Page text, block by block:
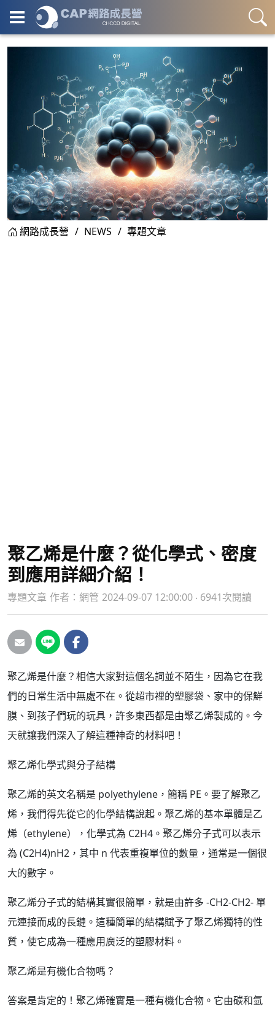
網路成長營 NEWS 專題文章
聚乙烯是什麼？從化學式、密度
到應用詳細介紹！
專題文章 作者： 網管 2024-09-07 12:00:00 ‧ 6941次閱讀
聚乙烯是什麼？相信大家對這個名詞並不陌生，因為它在我
們的日常生活中無處不在。從超市裡的塑膠袋、家中的保鮮
膜、到孩子們玩的玩具，許多東西都是由聚乙烯製成的。今
天就讓我們深入了解這種神奇的材料吧！
聚乙烯化學式與分子結構
聚乙烯的英文名稱是 polyethylene，簡稱 PE。要了解聚乙
烯，我們得先從它的化學結構說起。聚乙烯的基本單體是乙
烯（ethylene），化學式為 C2H4。聚乙烯分子式可以表示
為 (C2H4)nH2，其中 n 代表重複單位的數量，通常是一個很
大的數字。
聚乙烯分子式的結構其實很簡單，就是由許多 -CH2-CH2- 單
元連接而成的長鏈。這種簡單的結構賦予了聚乙烯獨特的性
質，使它成為一種應用廣泛的塑膠材料。
聚乙烯是有機化合物嗎？
答案是肯定的！聚乙烯確實是一種有機化合物。它由碳和氫